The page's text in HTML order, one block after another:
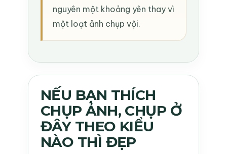
nguyên một khoảng yên thay vì
một loạt ảnh chụp vội.
NẾU BẠN THÍCH
CHỤP ẢNH, CHỤP Ở
ĐÂY THEO KIỂU
NÀO THÌ ĐẸP